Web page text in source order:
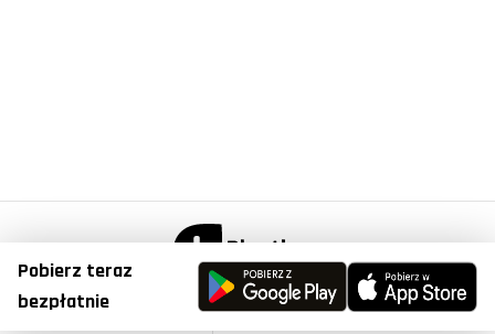
Pobierz teraz
bezpłatnie© Copyright 2023, Plantis . All Right Reserved.